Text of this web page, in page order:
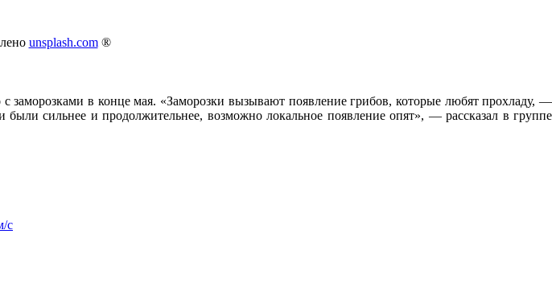
unsplash.com®
в конце мая. «Заморозки вызывают появление грибов, которые любят прохладу, —
сильнее и продолжительнее, возможно локальное появление опят», — рассказал в группе